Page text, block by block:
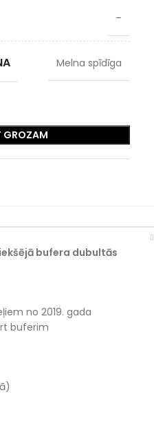
–
Melna spīdīga
GROZAM
bufera dubultās
no 2019. gada
buferim